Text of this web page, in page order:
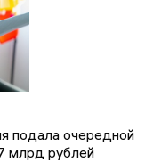
подала очередной
млрд рублей